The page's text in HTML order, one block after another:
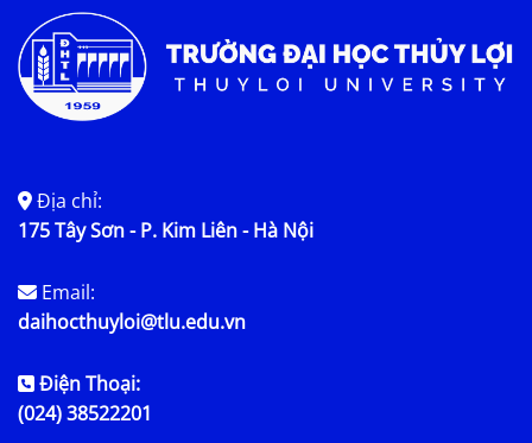
Địa chỉ:
175 Tây Sơn - P. Kim Liên - Hà Nội
Email:
daihocthuyloi@tlu.edu.vn
Điện Thoại:
(024) 38522201